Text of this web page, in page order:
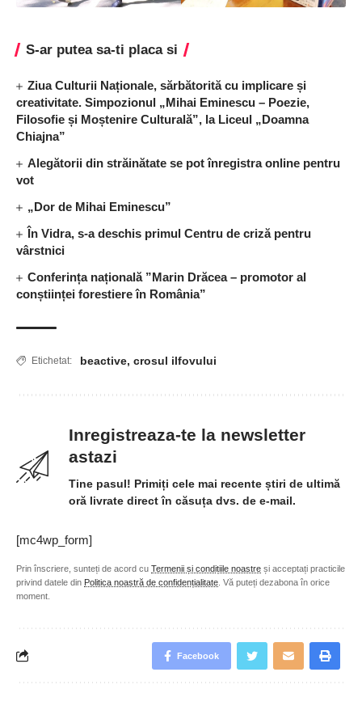
S-ar putea sa-ti placa si
Ziua Culturii Naționale, sărbătorită cu implicare și
creativitate. Simpozionul „Mihai Eminescu – Poezie,
Filosofie și Moștenire Culturală”, la Liceul „Doamna
Chiajna”
Alegătorii din străinătate se pot înregistra online pentru
vot
„Dor de Mihai Eminescu”
În Vidra, s-a deschis primul Centru de criză pentru
vârstnici
Conferința națională ”Marin Drăcea – promotor al
conștiinței forestiere în România”
Etichetat: beactive, crosul ilfovului
Inregistreaza-te la newsletter
astazi
Tine pasul! Primiți cele mai recente știri de ultimă
oră livrate direct în căsuța dvs. de e-mail.
[mc4wp_form]
Prin înscriere, sunteți de acord cu Termenii și condițiile noastre și acceptați practicile
privind datele din Politica noastră de confidențialitate . Vă puteți dezabona în orice
moment.
Facebook